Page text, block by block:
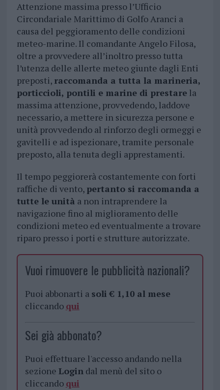
Attenzione massima presso l’Ufficio
Circondariale Marittimo di Golfo Aranci a
causa del peggioramento delle condizioni
meteo-marine. Il comandante Angelo Filosa,
oltre a provvedere all’inoltro presso tutta
l’utenza delle allerte meteo giunte dagli Enti
preposti, raccomanda a tutta la marineria,
porticcioli, pontili e marine di prestarela
massima attenzione, provvedendo, laddove
necessario, a mettere in sicurezza persone e
unità provvedendo al rinforzo degli ormeggi e
gavitelli e ad ispezionare, tramite personale
preposto, alla tenuta degli apprestamenti.
Il tempo peggiorerà costantemente con forti
raffiche di vento, pertanto si raccomanda a
tutte le unità a non intraprendere la
navigazione fino al miglioramento delle
condizioni meteo ed eventualmente a trovare
riparo presso i porti e strutture autorizzate.
Vuoi rimuovere le pubblicità nazionali?
Puoi abbonarti a soli € 1,10 al mese
cliccando qui
Sei già abbonato?
Puoi effettuare l'accesso andando nella
sezione Logindal menù del sito o
cliccando qui